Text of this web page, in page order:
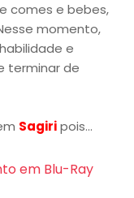
comes e bebes,
momento,
e
terminar de
Sagiripois...
em Blu-Ray